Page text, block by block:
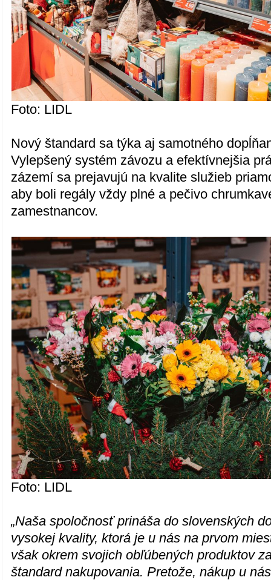
Foto: LIDL
Nový štandard sa týka aj samotného
Vylepšený systém závozu a efektívnejšia
zázemí sa prejavujú na kvalite služieb
aby boli regály vždy plné a pečivo
zamestnancov.
Foto: LIDL
„Naša spoločnosť prináša do slovenských
vysokej kvality, ktorá je u nás na prvom
však okrem svojich obľúbených produktov
štandard nakupovania. Pretože, nákup u